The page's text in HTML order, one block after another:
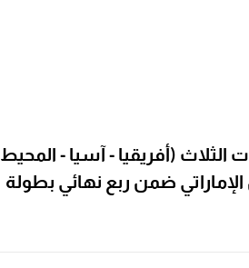
(أفريقيا - آسيا - المحيط
ضمن ربع نهائي بطولة